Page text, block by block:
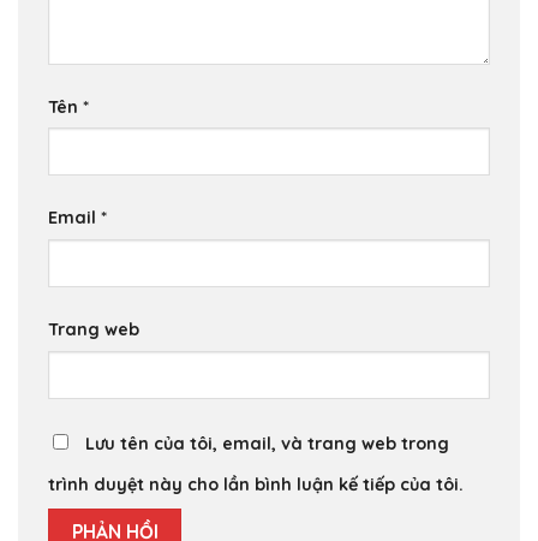
Tên *
Email *
Trang web
Lưu tên của tôi, email, và trang web trong
trình duyệt này cho lần bình luận kế tiếp của tôi.